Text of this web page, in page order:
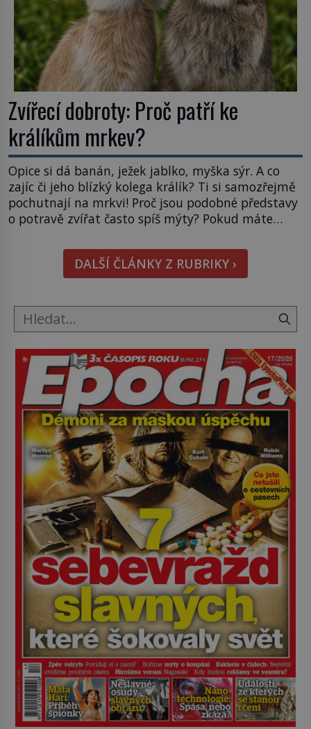
Zvířecí dobroty: Proč patří ke
králíkům mrkev?
Opice si dá banán, ježek jablko, myška sýr. A co
zajíc či jeho blízký kolega králík? Ti si samozřejmě
pochutnají na mrkvi! Proč jsou podobné představy
o potravě zvířat často spíš mýty? Pokud máte
i bude chutnat, ovšem měl by ji mít jen jako
občasný pamlsek. […]DALŠÍ ČLÁNKY Z RUBRIKY ›